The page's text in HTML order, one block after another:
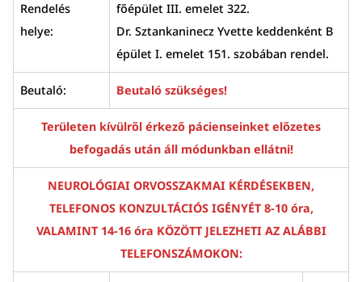
Rendelés
helye:
főépület III. emelet 322.
Dr. Sztankaninecz Yvette keddenként B
épület I. emelet 151. szobában rendel.
Beutaló: Beutaló szükséges!
Területen kívülről érkező pácienseinket előzetes
befogadás után áll módunkban ellátni!
NEUROLÓGIAI ORVOSSZAKMAI KÉRDÉSEKBEN,
TELEFONOS KONZULTÁCIÓS IGÉNYÉT 8-10 óra,
VALAMINT 14-16 óra KÖZÖTT JELEZHETI AZ ALÁBBI
TELEFONSZÁMOKON: